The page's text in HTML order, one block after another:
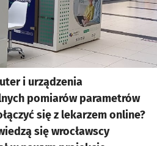
i urządzenia
pomiarów parametrów
się z lekarzem online?
się wrocławscy